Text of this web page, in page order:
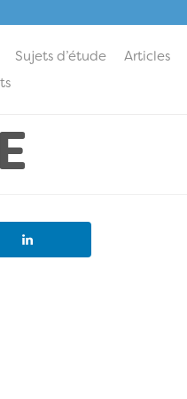
Sujets d’étude Articles